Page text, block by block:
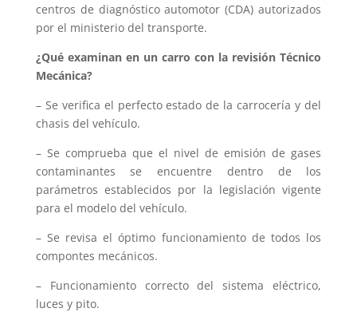
centros de diagnóstico automotor (CDA) autorizados
por el ministerio del transporte.
¿Qué examinan en un carro con la revisión Técnico
Mecánica?
– Se verifica el perfecto estado de la carrocería y del
chasis del vehículo.
– Se comprueba que el nivel de emisión de gases
contaminantes se encuentre dentro de los
parámetros establecidos por la legislación vigente
para el modelo del vehículo.
– Se revisa el óptimo funcionamiento de todos los
compontes mecánicos.
– Funcionamiento correcto del sistema eléctrico,
luces y pito.